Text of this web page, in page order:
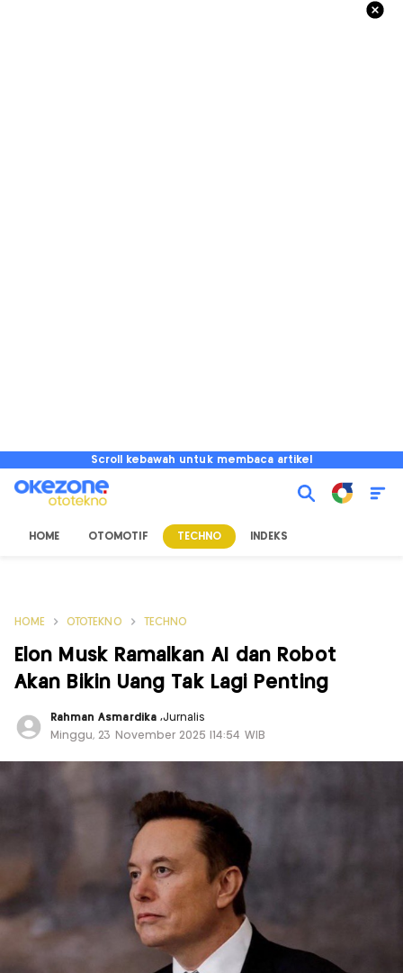
Scroll kebawah untuk membaca artikel
HOME OTOMOTIF TECHNO INDEKS
HOME OTOTEKNO TECHNO
Elon Musk Ramalkan AI dan Robot
Akan Bikin Uang Tak Lagi Penting
Rahman Asmardika ,Jurnalis
Minggu, 23 November 2025 |14:54 WIB